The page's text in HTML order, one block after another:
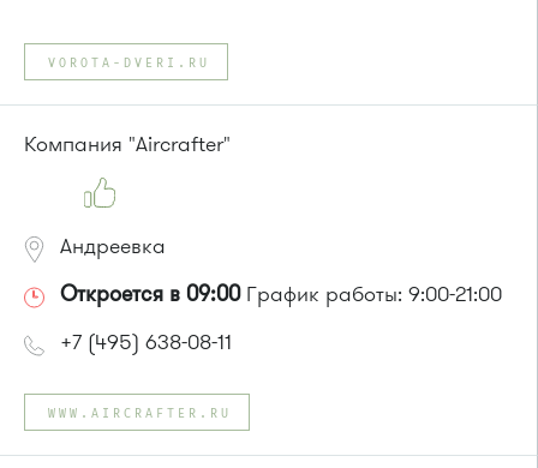
Автобусы № 45, 350, 390, 440
VOROTA-DVERI.RU
Компания "Aircrafter"
Андреевка
Откроется в 09:00График работы: 9:00-21:00
+7 (495) 638-08-11
WWW.AIRCRAFTER.RU